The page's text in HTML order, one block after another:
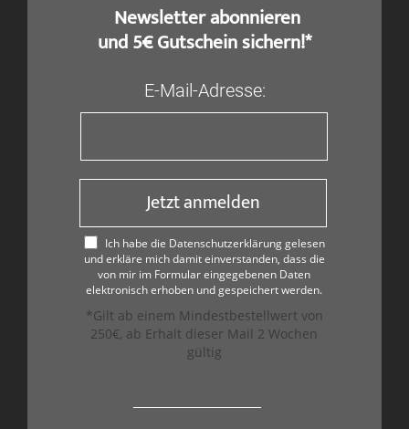
​ Newsletter abonnieren
und 5€ Gutschein sichern!*
E-Mail-Adresse:
Jetzt anmelden
Ich habe die Datenschutzerklärung gelesen
und erkläre mich damit einverstanden, dass die
von mir im Formular eingegebenen Daten
elektronisch erhoben und gespeichert werden.
*Gilt ab einem Mindestbestellwert von
250€, ab Erhalt dieser Mail 2 Wochen
gültig